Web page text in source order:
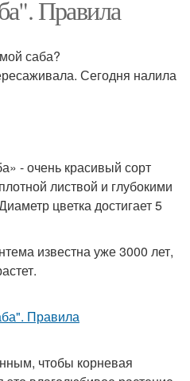
Правила
саба?
Сегодня налила
- очень красивый сорт
листвой и глубокими
цветка достигает 5
известна уже 3000 лет,
чтобы корневая